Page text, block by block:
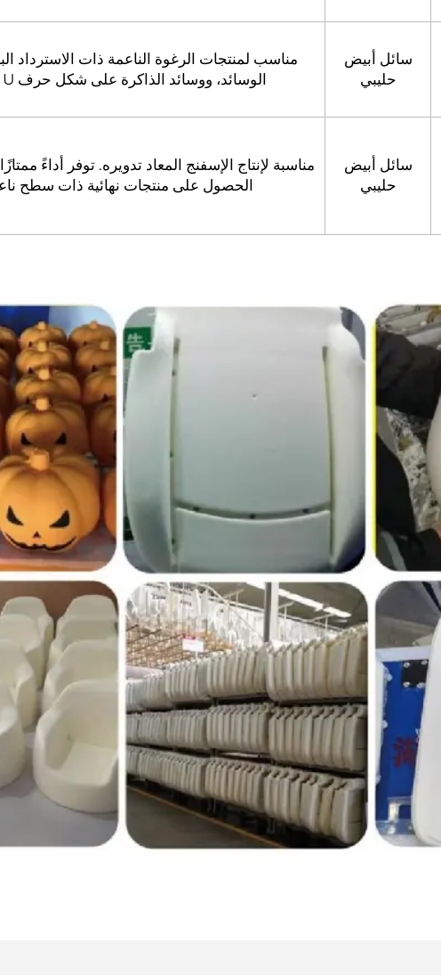
سائل أبيض
حليبي
مناسب لمنتجات الرغوة الناعمة ذات الاسترداد
الوسائد، ووسائد الذاكرة على شكل حرف U وما إلى ذلك.
سائل أبيض
حليبي
مناسبة لإنتاج الإسفنج المعاد تدويره. توفر أداءً
الحصول على منتجات نهائية ذات سطح